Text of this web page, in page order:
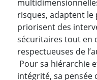
risques, adaptent le
priorisent des
sécuritaires tout en
respectueuses de
Pour sa hiérarchie
intégrité, sa pensée